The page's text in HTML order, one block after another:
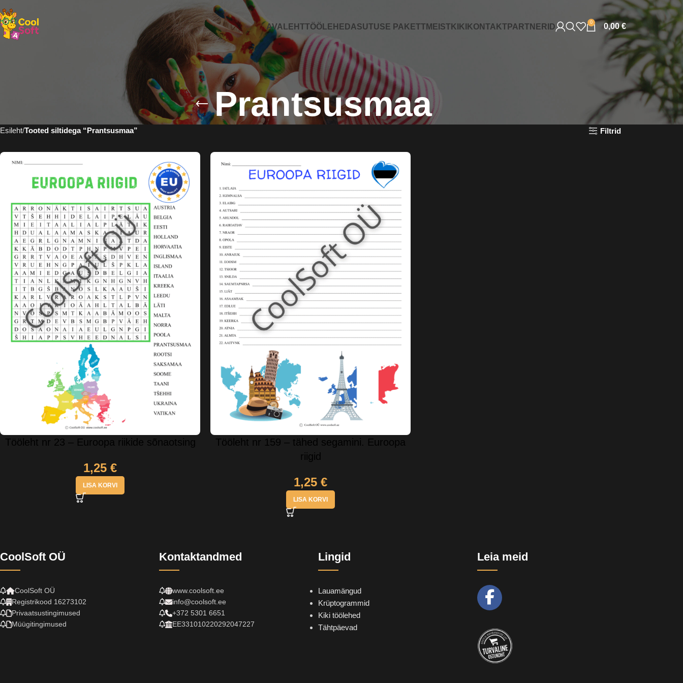
AVALEHTTÖÖLEHEDASUTUSE PAKETTMEISTKIKI KONTAKTPARTNERID 0 0,00€
Prantsusmaa
Esileht Tooted siltidega “Prantsusmaa” Filtrid
Tööleht nr 23 – Euroopa riikide sõnaotsing
1,25 €
LISA KORVI
Tööleht nr 159 – tähed segamini. Euroopa
riigid
1,25 €
LISA KORVI
CoolSoft OÜ
CoolSoft OÜ
Registrikood 16273102
Privaatsustingimused
Müügitingimused
Kontaktandmed
www.coolsoft.ee
info@coolsoft.ee
+372 5301 6651
EE331010220292047227
Lingid
Lauamängud
Krüptogrammid
Kiki töölehed
Tähtpäevad
Leia meid